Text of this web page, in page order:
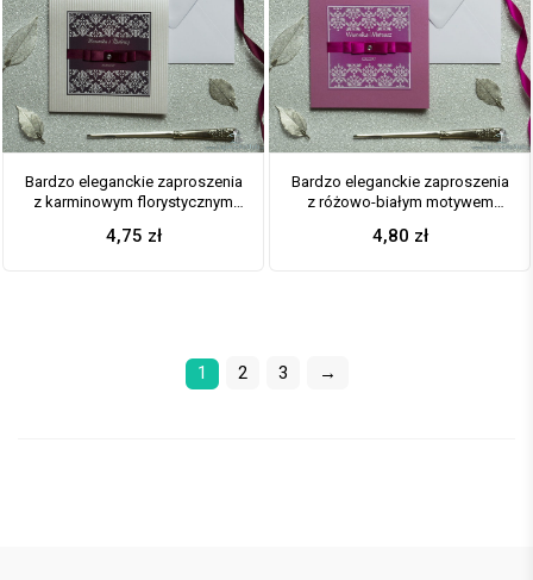
Bardzo eleganckie zaproszenia
z karminowym florystycznym
w paski, wklejanym wnętrzem,
4,75 zł
Bardzo eleganckie zaproszenia
z różowo-białym motywem
papierem, wklejanym wnętrzem,
4,80 zł
1 2 3 →